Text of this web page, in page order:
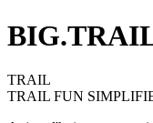
TRAIL
TRAIL FUN